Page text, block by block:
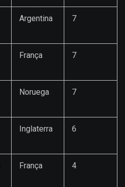
Argentina 7
França 7
Noruega 7
Inglaterra 6
França 4